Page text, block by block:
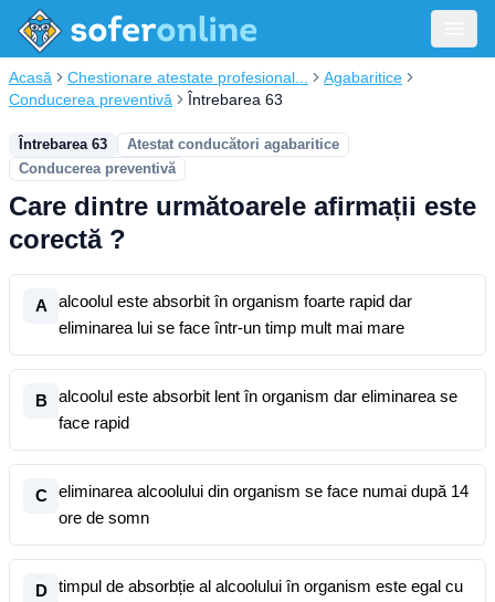
Acasă Chestionare atestate profesional...
Agabaritice
Conducerea preventivă
Întrebarea 63
Întrebarea 63
Atestat conducători agabaritice
Conducerea preventivă
Care dintre următoarele afirmații este
corectă ?
A
alcoolul este absorbit în organism foarte rapid dar
eliminarea lui se face într-un timp mult mai mare
B
alcoolul este absorbit lent în organism dar eliminarea se
face rapid
C
eliminarea alcoolului din organism se face numai după 14
ore de somn
D
timpul de absorbție al alcoolului în organism este egal cu